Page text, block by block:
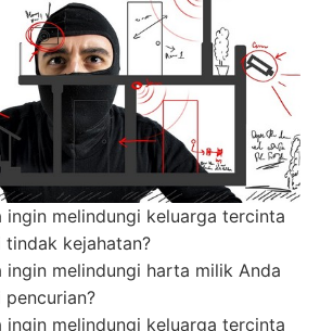
ingin melindungi keluarga tercinta
kejahatan?
ingin melindungi harta milik Anda
ingin melindungi keluarga tercinta